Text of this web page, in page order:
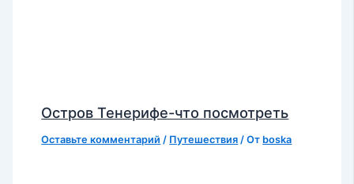
Остров Тенерифе-что посмотреть
Оставьте комментарий / Путешествия / От boska